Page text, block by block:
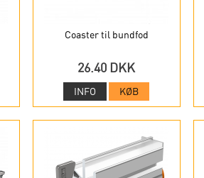
Coaster til bundfod
26.40 DKK
INFO KØB